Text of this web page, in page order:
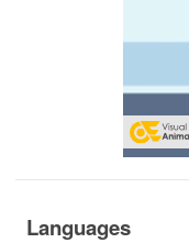
Languages